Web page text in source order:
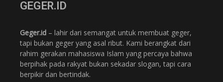
GEGER.ID
Geger.id – lahir dari semangat untuk membuat geger,
tapi bukan geger yang asal ribut. Kami berangkat dari
rahim gerakan mahasiswa Islam yang percaya bahwa
berpihak pada rakyat bukan sekadar slogan, tapi cara
berpikir dan bertindak.